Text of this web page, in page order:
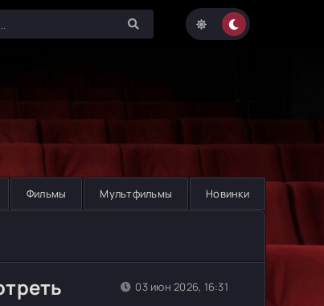
Фильмы Мультфильмы Новинки
03 июн 2026, 16:31